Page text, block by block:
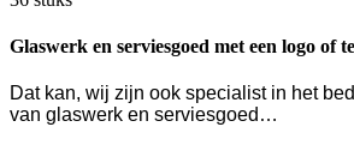
Glaswerk en serviesgoed met een logo of
Dat kan, wij zijn ook specialist in het
van glaswerk en serviesgoed…